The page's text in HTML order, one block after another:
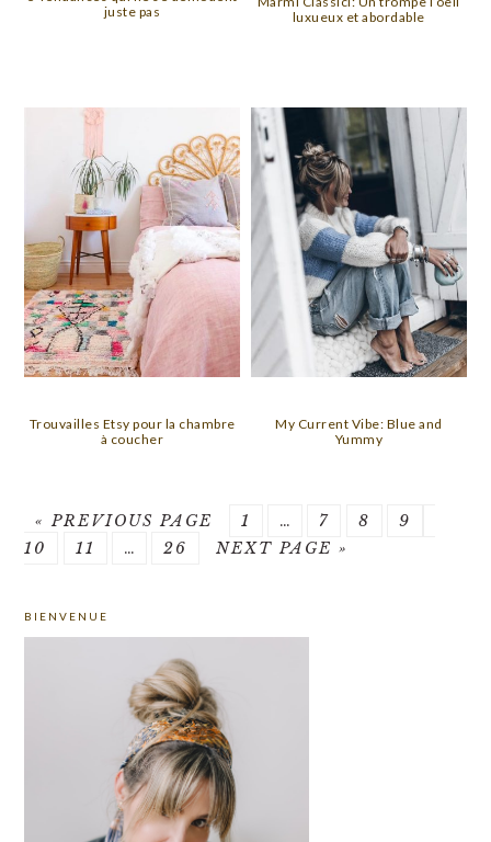
juste pas
luxueux et abordable
Trouvailles Etsy pour la chambre
à coucher
My Current Vibe: Blue and
Yummy
«GO
TO
PREVIOUS PAGE PAGE
1
Interim
pages
… PAGE
7 PAGE
8 PAGE
9
10
PAGE
11
Interim
… PAGE
26
GO
NEXT PAGE »
SIDEBAR
BIENVENUE